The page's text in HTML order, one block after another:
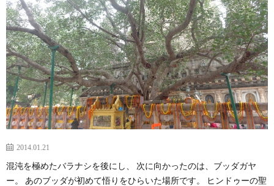
2014.01.21
混沌を極めたバラナシを後にし、 次に向かったのは、ブッダガヤ
ー。 あのブッダが初めて悟りをひらいた場所です。 ヒンドゥーの聖